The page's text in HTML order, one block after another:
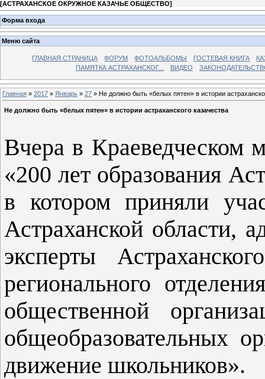
[АСТРАХАНСКОЕ ОКРУЖНОЕ КАЗАЧЬЕ ОБЩЕСТВО]
Форма входа
Меню сайта
ГЛАВНАЯ СТРАНИЦА ФОРУМ ФОТОАЛЬБОМЫ ГОСТЕВАЯ КНИГА
ПАМЯТКА АСТРАХАНСКОГ...
ВИДЕО
Главная » 2017 » Январь » 27 » Не должно быть «белых пятен» в истории
Не должно быть «белых пятен» в истории астраханского казачества
Вчера в Краеведческом
«200 лет образования
в котором приняли
Астраханской области,
эксперты
регионального
общественной
общеобразовательных
движение школьников».